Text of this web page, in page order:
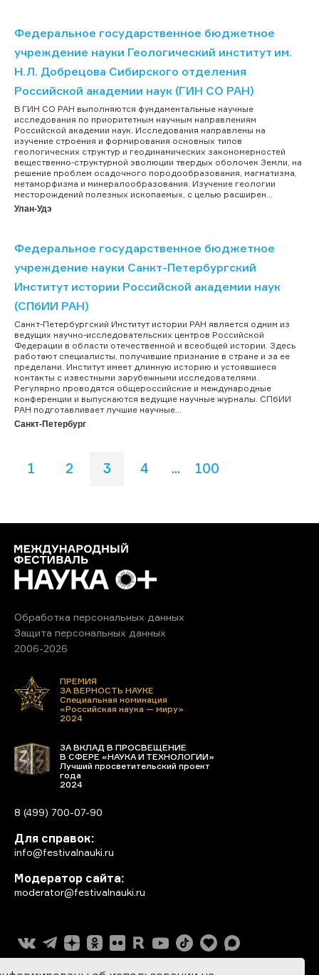
Федеральное государственное бюджетное
учреждение науки Геологический институт им.
Н.Л. Добрецова Сибирского отделения
Российской академии наук (ГИН СО РАН)
В ГИН СО РАН выполняются фундаментальные научные
исследования по приоритетным научным направлениям
Российской академии наук. Исследования направлены на
изучение строения и формирования основных типов
геологических структур и геодинамических закономерностей
вещественно-структурной эволюции твердых оболочек Земли, на
решение проблем осадочного породообразования, магматизма,
метаморфизма и минералообразования. Изучение геологии
месторождений полезных ископаемых, с целью расширен...
Улан-Удэ
Федеральное государственное бюджетное
учреждение науки Санкт-Петербургский
Институт истории Российской академии наук
(СПбИИ РАН)
Санкт-Петербургский Институт истории РАН является одним из
ведущих научно-исследовательских центров Российской
Федерации в области отечественной и всеобщей истории. Здесь
работают специалисты, получившие признание в стране и за ее
пределами. Институт имеет длинную историю и устоявшиеся
контакты с известными зарубежными исследователями.
Регулярно проводятся общероссийские и международные
конференции и выпускаются ведущие научные журналы. СПбИИ
РАН подготавливает лучшие научные...
Санкт-Петербург
1 2 3 4 ... 100
Обработка персональных данных
Защита персональных данных
2006-2026
ПРЕМИЯ
ЗА ВЕРНОСТЬ НАУКЕ
Специальная номинация
«Российская наука — миру»
2024
ЗА ВКЛАД В ПРОСВЕЩЕНИЕ
В СФЕРЕ «НАУКА И ТЕХНОЛОГИИ»
Лучший просветительский проект
года
2024
8 (499) 700-07-90
Для справок:
info@festivalnauki.ru
Модератор сайта:
moderator@festivalnauki.ru